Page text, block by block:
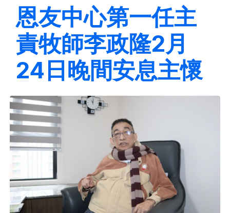
恩友中心第一任主
責牧師李政隆2月
24日晚間安息主懷